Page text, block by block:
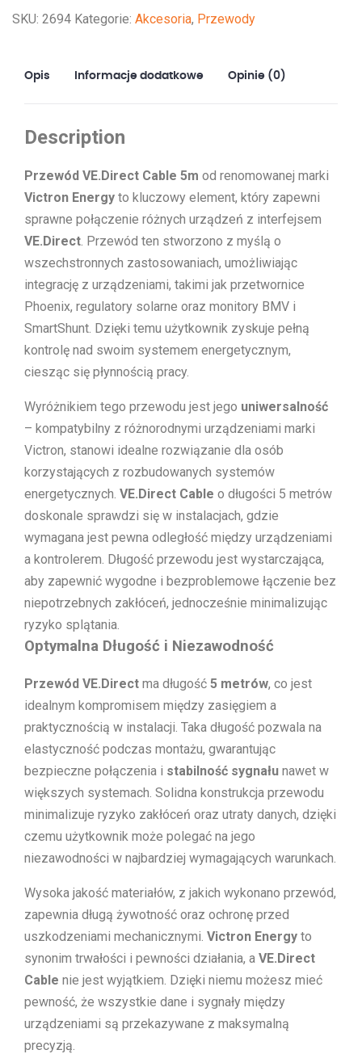
SKU: 2694 Kategorie: Akcesoria, Przewody
Opis Informacje dodatkowe Opinie (0)
Description
Przewód VE.Direct Cable 5m od renomowanej marki
Victron Energy to kluczowy element, który zapewni
sprawne połączenie różnych urządzeń z interfejsem
VE.Direct. Przewód ten stworzono z myślą o
wszechstronnych zastosowaniach, umożliwiając
integrację z urządzeniami, takimi jak przetwornice
Phoenix, regulatory solarne oraz monitory BMV i
SmartShunt. Dzięki temu użytkownik zyskuje pełną
kontrolę nad swoim systemem energetycznym,
ciesząc się płynnością pracy.
Wyróżnikiem tego przewodu jest jego uniwersalność
– kompatybilny z różnorodnymi urządzeniami marki
Victron, stanowi idealne rozwiązanie dla osób
korzystających z rozbudowanych systemów
energetycznych. VE.Direct Cable o długości 5 metrów
doskonale sprawdzi się w instalacjach, gdzie
wymagana jest pewna odległość między urządzeniami
a kontrolerem. Długość przewodu jest wystarczająca,
aby zapewnić wygodne i bezproblemowe łączenie bez
niepotrzebnych zakłóceń, jednocześnie minimalizując
ryzyko splątania.
Optymalna Długość i Niezawodność
Przewód VE.Direct ma długość 5 metrów, co jest
idealnym kompromisem między zasięgiem a
praktycznością w instalacji. Taka długość pozwala na
elastyczność podczas montażu, gwarantując
bezpieczne połączenia i stabilność sygnału nawet w
większych systemach. Solidna konstrukcja przewodu
minimalizuje ryzyko zakłóceń oraz utraty danych, dzięki
czemu użytkownik może polegać na jego
niezawodności w najbardziej wymagających warunkach.
Wysoka jakość materiałów, z jakich wykonano przewód,
zapewnia długą żywotność oraz ochronę przed
uszkodzeniami mechanicznymi. Victron Energy to
synonim trwałości i pewności działania, a VE.Direct
Cable nie jest wyjątkiem. Dzięki niemu możesz mieć
pewność, że wszystkie dane i sygnały między
urządzeniami są przekazywane z maksymalną
precyzją.